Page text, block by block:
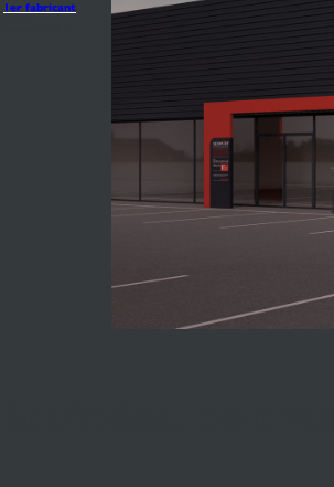
1er fabricant